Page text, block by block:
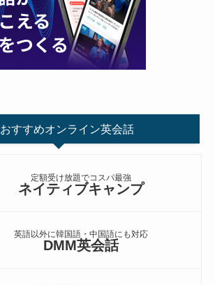
おすすめオンライン英会話
定額受け放題でコスパ最強
ネイティブキャンプ
英語以外に韓国語・中国語にも対応
DMM英会話